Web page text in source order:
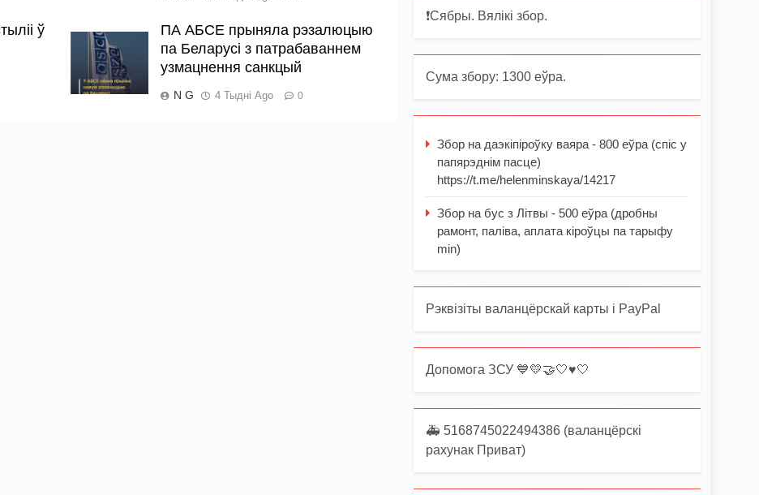
ў
ПА АБСЕ прыняла рэзалюцыю
па Беларусі з патрабаваннем
узмацнення санкцый
N G 4 Тыдні Ago 0
❗️Сябры. Вялікі збор.
Сума збору: 1300 еўра.
Збор на даэкіпіроўку ваяра - 800 еўра (спіс у
папярэднім пасце)
https://t.me/helenminskaya/14217
Збор на бус з Літвы - 500 еўра (дробны
рамонт, паліва, аплата кіроўцы па тарыфу
min)
Рэквізіты валанцёрскай карты і PayPal
Допомога ЗСУ 💙💛🤝🤍♥️🤍
🚑 5168745022494386 (валанцёрскі
рахунак Приват)